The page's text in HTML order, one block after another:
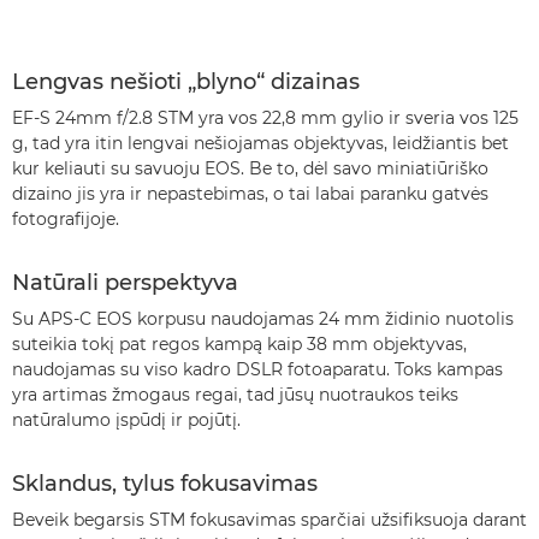
Lengvas nešioti „blyno“ dizainas
EF-S 24mm f/2.8 STM yra vos 22,8 mm gylio ir sveria vos 125
g, tad yra itin lengvai nešiojamas objektyvas, leidžiantis bet
kur keliauti su savuoju EOS. Be to, dėl savo miniatiūriško
dizaino jis yra ir nepastebimas, o tai labai paranku gatvės
fotografijoje.
Natūrali perspektyva
Su APS-C EOS korpusu naudojamas 24 mm židinio nuotolis
suteikia tokį pat regos kampą kaip 38 mm objektyvas,
naudojamas su viso kadro DSLR fotoaparatu. Toks kampas
yra artimas žmogaus regai, tad jūsų nuotraukos teiks
natūralumo įspūdį ir pojūtį.
Sklandus, tylus fokusavimas
Beveik begarsis STM fokusavimas sparčiai užsifiksuoja darant